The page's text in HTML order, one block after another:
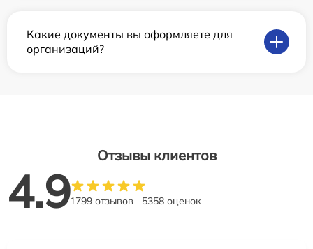
Какие документы вы оформляете для
организаций?
Отзывы клиентов
4.91799 отзывов 5358 оценок